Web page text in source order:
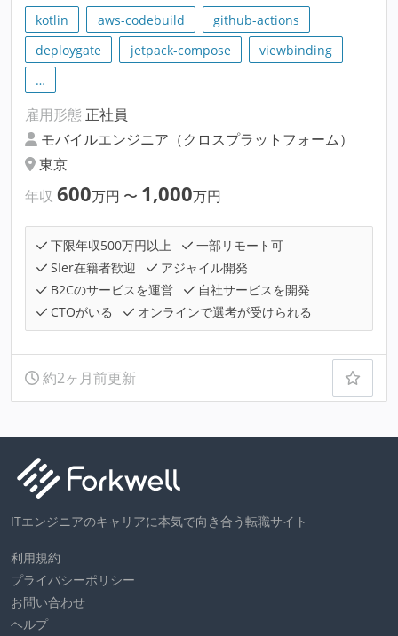
kotlin aws-codebuild
github-actions
deploygate
jetpack-compose
viewbinding
…
雇用形態 正社員
モバイルエンジニア（クロスプラットフォーム）
東京
年収 600万円 〜 1,000万円
下限年収500万円以上
一部リモート可
SIer在籍者歓迎
アジャイル開発
B2Cのサービスを運営
自社サービスを開発
CTOがいる
オンラインで選考が受けられる
約2ヶ月前更新
ITエンジニアのキャリアに本気で向き合う転職サイト
利用規約
プライバシーポリシー
お問い合わせ
ヘルプ